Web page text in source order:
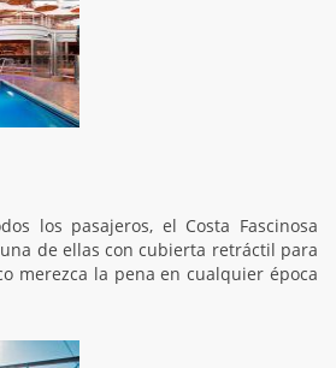
los pasajeros, el Costa Fascinosa
de ellas con cubierta retráctil para
merezca la pena en cualquier época